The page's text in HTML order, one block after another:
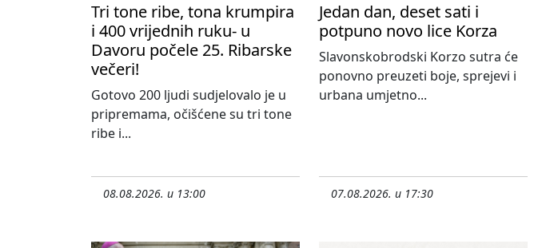
Tri tone ribe, tona krumpira
i 400 vrijednih ruku- u
Davoru počele 25. Ribarske
večeri!
Gotovo 200 ljudi sudjelovalo je u
pripremama, očišćene su tri tone
ribe i...
08.08.2026. u 13:00
Jedan dan, deset sati i
potpuno novo lice Korza
Slavonskobrodski Korzo sutra će
ponovno preuzeti boje, sprejevi i
urbana umjetno...
07.08.2026. u 17:30